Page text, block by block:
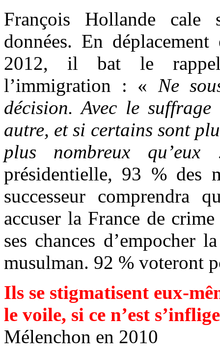
François Hollande cale
données. En
2012, il bat le rappel
l’immigration : « Ne
décision. Avec le
autre, et si certains sont
plus nombreux qu’eux
présidentielle, 93 % des
successeur comprendra
accuser la France de
ses chances d’empocher
musulman. 92 % voteront
Ils se stigmatisent eux-
le voile, si ce n’est
Mélenchon en 2010